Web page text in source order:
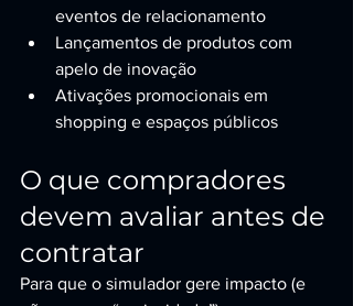
eventos de relacionamento
Lançamentos de produtos com
apelo de inovação
Ativações promocionais em
shopping e espaços públicos
O que compradores
devem avaliar antes de
contratar
Para que o simulador gere impacto (e